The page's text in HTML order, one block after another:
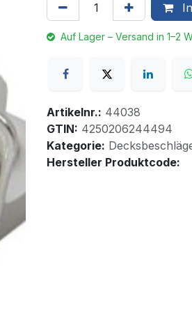
Auf Lager – Versand in 1–2
Artikelnr.: 44038
GTIN: 4250206244494
Kategorie:
Hersteller Produktcode: